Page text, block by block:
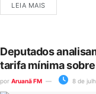
LEIA MAIS
Deputados
tarifa mínima
por Aruanã FM 8 de